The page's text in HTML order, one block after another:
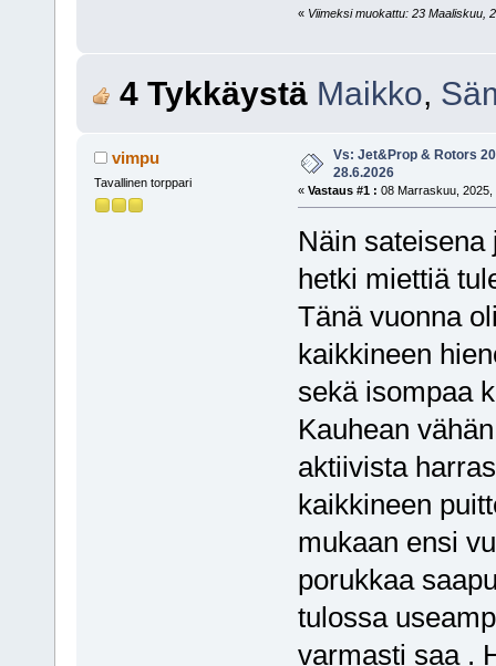
« Viimeksi muokattu: 23 Maaliskuu,
4 Tykkäystä Maikko,
vimpu
Tavallinen torppari
Vs: Jet&Prop & Rotors
28.6.2026
« Vastaus #1 : 08 Marraskuu, 2025,
Näin sateisena
hetki miettiä
Tänä vuonna
kaikkineen
sekä isompaa
Kauhean
aktiivista
kaikkineen
mukaan ensi
porukkaa
tulossa
varmasti saa .